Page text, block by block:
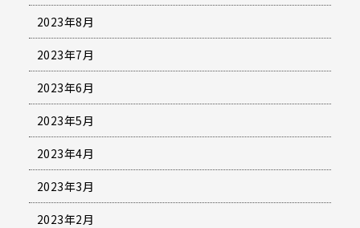
2023年8月
2023年7月
2023年6月
2023年5月
2023年4月
2023年3月
2023年2月